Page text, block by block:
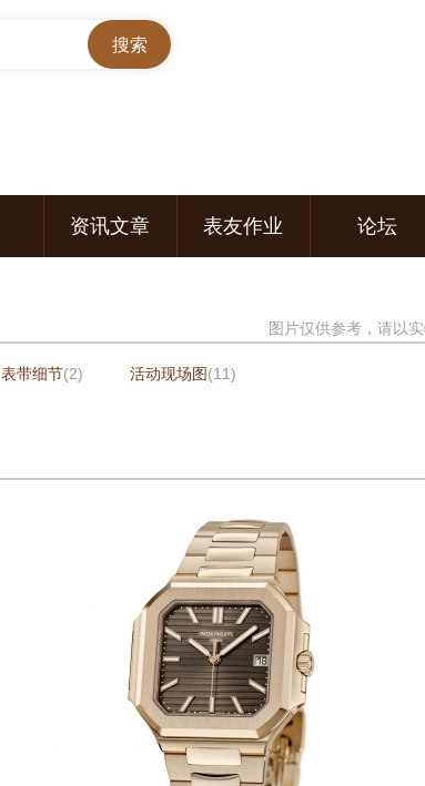
资讯文章 表友作业 论坛
图片仅供参考，请以
表带细节(2) 活动现场图(11)